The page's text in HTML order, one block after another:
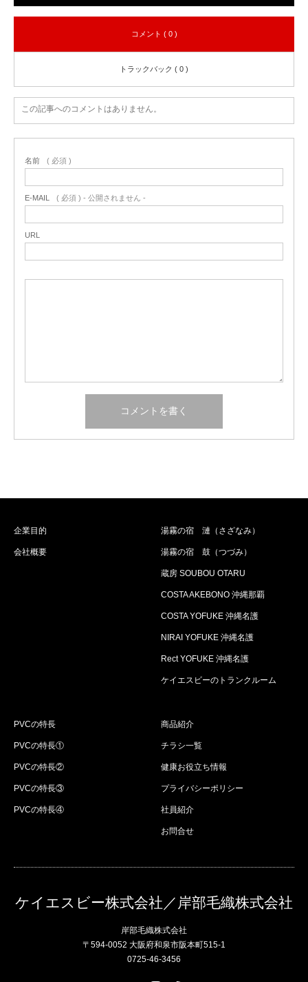
コメント ( 0 )
トラックバック ( 0 )
この記事へのコメントはありません。
名前 ( 必須 )
E-MAIL ( 必須 ) - 公開されません -
URL
企業目的
会社概要
湯霧の宿 漣（さざなみ）
湯霧の宿 鼓（つづみ）
蔵房 SOUBOU OTARU
COSTA AKEBONO 沖縄那覇
COSTA YOFUKE 沖縄名護
NIRAI YOFUKE 沖縄名護
Rect YOFUKE 沖縄名護
ケイエスビーのトランクルーム
PVCの特長
PVCの特長①
PVCの特長②
PVCの特長③
PVCの特長④
商品紹介
チラシ一覧
健康お役立ち情報
プライバシーポリシー
社員紹介
お問合せ
ケイエスビー株式会社／岸部毛織株式会社
岸部毛織株式会社
〒594-0052 大阪府和泉市阪本町515-1
0725-46-3456